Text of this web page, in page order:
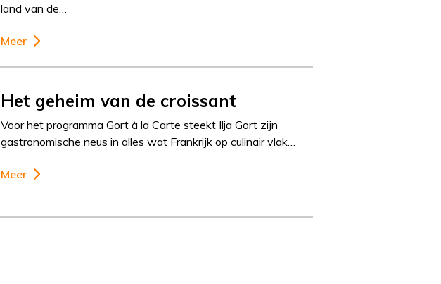
land van de…
Meer
Het geheim van de croissant
Voor het programma Gort à la Carte steekt Ilja Gort zijn
gastronomische neus in alles wat Frankrijk op culinair vlak…
Meer